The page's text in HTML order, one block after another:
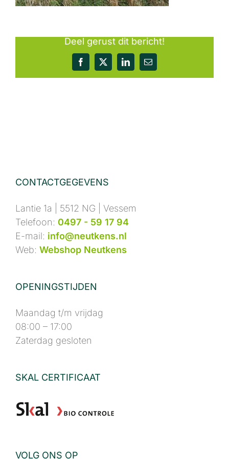
Deel gerust dit bericht!
Facebook
X LinkedIn
E-
mail
CONTACTGEGEVENS
Lantie 1a | 5512 NG | Vessem
Telefoon: 0497 - 59 17 94
E-mail: info@neutkens.nl
Web: Webshop Neutkens
OPENINGSTIJDEN
Maandag t/m vrijdag
08:00 – 17:00
Zaterdag gesloten
SKAL CERTIFICAAT
VOLG ONS OP